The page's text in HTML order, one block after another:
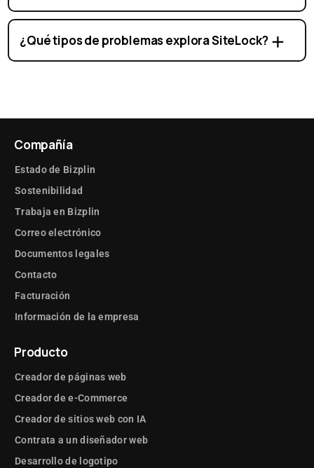
¿Qué tipos de problemas explora SiteLock?
Compañía
Estado de Bizplin
Sostenibilidad
Trabaja en Bizplin
Correo electrónico
Documentos legales
Contacto
Facturación
Información de la empresa
Producto
Creador de páginas web
Creador de e-Commerce
Creador de sitios web con IA
Contrata a un diseñador web
Desarrollo de logotipo